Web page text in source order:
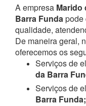
A empresa Marido
Barra Fundapode
qualidade,
De maneira geral,
oferecemos os
Serviços de
da Barra
Serviços de
Barra Funda;